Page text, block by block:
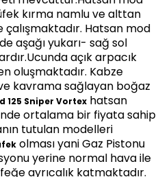
KARGO
- 3 Yorumlar
Tüfek 6.35 mm Seri Atış-Full AUTO
TL
SEPETE EKLE
kırma namlu ve alttan
çalışmaktadır. Hatsan mod
aşağı yukarı- sağ sol
açık arpacık
oluşmaktadır. Kabze
kavrama sağlayan boğaz
125 Sniper Vortex hatsan
ortalama bir fiyata sahip
tutulan modelleri
olması yani Gaz Pistonu
yerine normal hava ile
ayrıcalık katmaktadır.